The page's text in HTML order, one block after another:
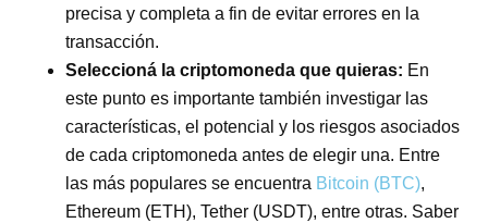
precisa y completa a fin de evitar errores en la
transacción.
Seleccioná la criptomoneda que quieras: En
este punto es importante también investigar las
características, el potencial y los riesgos asociados
de cada criptomoneda antes de elegir una. Entre
las más populares se encuentra Bitcoin (BTC),
Ethereum (ETH), Tether (USDT), entre otras. Saber